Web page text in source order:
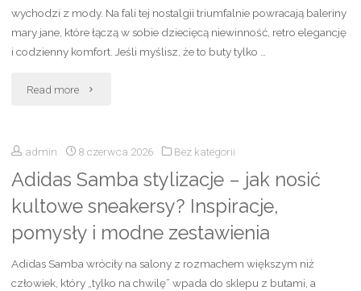
jak
wygląda
daje
efekty?
Przewodnik
po
masażu
wychodzi z mody. Na fali tej nostalgii triumfalnie powracają baleriny
mary jane, które łączą w sobie dziecięcą niewinność, retro elegancję
i codzienny komfort. Jeśli myślisz, że to buty tylko …
Read more "Najmodniejsze
Mary
Jane
2023:
Wybrać
admin 8 czerwca 2026 Bez kategorii
Adidas Samba stylizacje – jak nosić
kultowe sneakersy? Inspiracje,
pomysły i modne zestawienia
Adidas Samba wróciły na salony z rozmachem większym niż
człowiek, który „tylko na chwilę” wpada do sklepu z butami, a